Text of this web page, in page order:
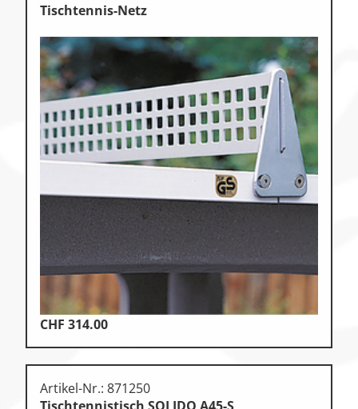
Tischtennis-Netz
CHF 314.00
Artikel-Nr.: 871250